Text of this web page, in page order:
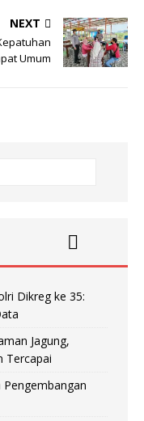
NEXT
Umum
Dikreg ke 35:
Jagung,
Tercapai